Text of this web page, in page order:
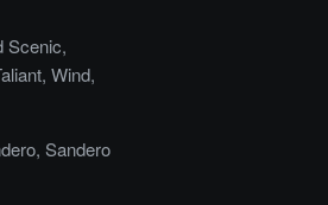
Scenic,
Wind,
Sandero